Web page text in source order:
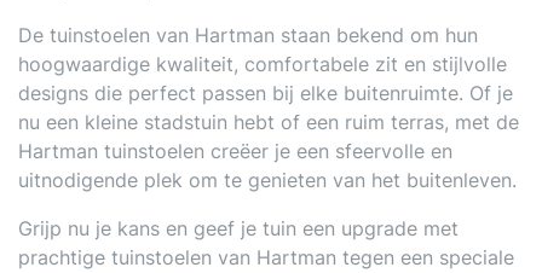
De tuinstoelen van Hartman staan bekend om hun
hoogwaardige kwaliteit, comfortabele zit en stijlvolle
designs die perfect passen bij elke buitenruimte. Of je
nu een kleine stadstuin hebt of een ruim terras, met de
Hartman tuinstoelen creëer je een sfeervolle en
uitnodigende plek om te genieten van het buitenleven.
Grijp nu je kans en geef je tuin een upgrade met
prachtige tuinstoelen van Hartman tegen een speciale